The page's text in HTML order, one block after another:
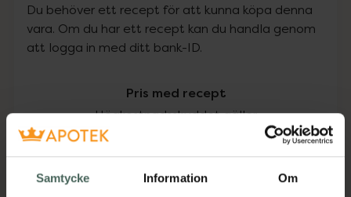
Samtycke Information Om
Du behöver ett recept för att kunna köpa denna
vara. Om du har ett recept kan du handla genom
att logga in med ditt bank-ID.
Pris med recept
Högkostnadsskyddet gäller
234,20 kr
I apotek:234,20 kr